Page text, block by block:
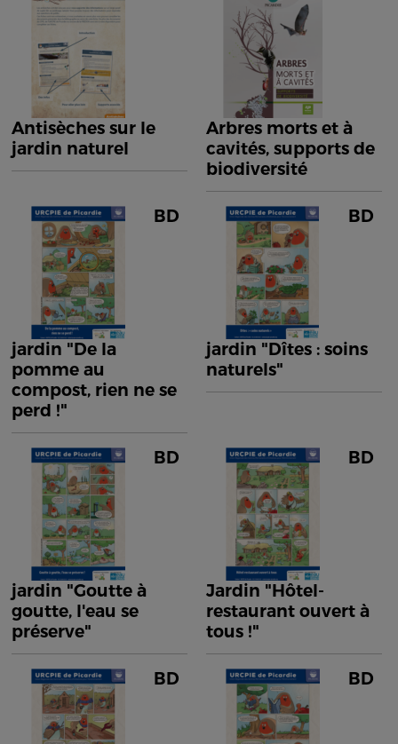
Antisèches sur le
jardin naturel
Arbres morts et à
cavités, supports de
biodiversité
BD
jardin "De la
pomme au
compost, rien ne se
perd !"
BD
jardin "Dîtes : soins
naturels"
BD
jardin "Goutte à
goutte, l'eau se
préserve"
BD
Jardin "Hôtel-
restaurant ouvert à
tous !"
BD BD